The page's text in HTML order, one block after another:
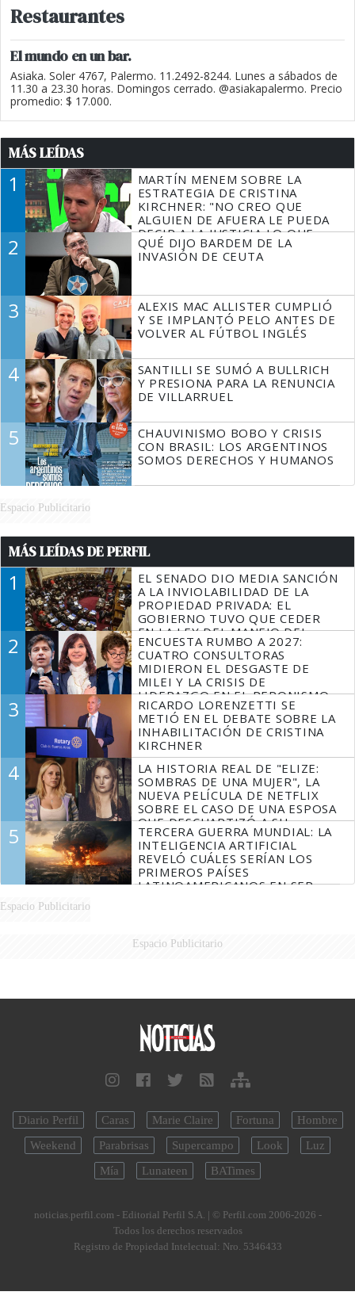
Restaurantes
El mundo en un bar.
Asiaka. Soler 4767, Palermo. 11.2492-8244. Lunes a sábados de
11.30 a 23.30 horas. Domingos cerrado. @asiakapalermo. Precio
promedio: $ 17.000.
MÁS LEÍDAS
1
MARTÍN MENEM SOBRE LA
ESTRATEGIA DE CRISTINA
KIRCHNER: "NO CREO QUE
ALGUIEN DE AFUERA LE PUEDA
DECIR A LA JUSTICIA LO QUE
TIENE QUE HACER"
2
QUÉ DIJO BARDEM DE LA
INVASIÓN DE CEUTA
3
ALEXIS MAC ALLISTER CUMPLIÓ
Y SE IMPLANTÓ PELO ANTES DE
VOLVER AL FÚTBOL INGLÉS
4
SANTILLI SE SUMÓ A BULLRICH
Y PRESIONA PARA LA RENUNCIA
DE VILLARRUEL
5
CHAUVINISMO BOBO Y CRISIS
CON BRASIL: LOS ARGENTINOS
SOMOS DERECHOS Y HUMANOS
Espacio Publicitario
MÁS LEÍDAS DE PERFIL
1
EL SENADO DIO MEDIA SANCIÓN
A LA INVIOLABILIDAD DE LA
PROPIEDAD PRIVADA: EL
GOBIERNO TUVO QUE CEDER
EN LA LEY DEL MANEJO DEL
FUEGO
2
ENCUESTA RUMBO A 2027:
CUATRO CONSULTORAS
MIDIERON EL DESGASTE DE
MILEI Y LA CRISIS DE
LIDERAZGO EN EL PERONISMO
3
RICARDO LORENZETTI SE
METIÓ EN EL DEBATE SOBRE LA
INHABILITACIÓN DE CRISTINA
KIRCHNER
4
LA HISTORIA REAL DE "ELIZE:
SOMBRAS DE UNA MUJER", LA
NUEVA PELÍCULA DE NETFLIX
SOBRE EL CASO DE UNA ESPOSA
QUE DESCUARTIZÓ A SU
MARIDO
5
TERCERA GUERRA MUNDIAL: LA
INTELIGENCIA ARTIFICIAL
REVELÓ CUÁLES SERÍAN LOS
PRIMEROS PAÍSES
LATINOAMERICANOS EN SER
Espacio Publicitario
Espacio Publicitario
Diario Perfil Caras Marie Claire Fortuna
Hombre
Weekend
Parabrisas Supercampo Look
Luz
Mía
Lunateen BATimes
noticias.perfil.com - Editorial Perfil S.A. | © Perfil.com 2006-2026 -
Todos los derechos reservados
Registro de Propiedad Intelectual: Nro. 5346433